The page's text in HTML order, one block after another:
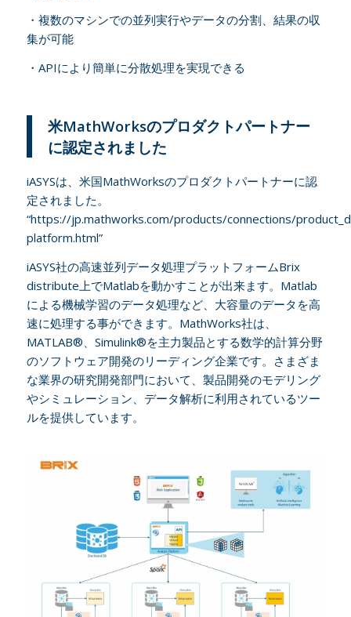
・複数のマシンでの並列実行やデータの分割、結果の収
集が可能
・APIにより簡単に分散処理を実現できる
米MathWorksのプロダクトパートナー
に認定されました
iASYSは、米国MathWorksのプロダクトパートナーに認
定されました。
“https://jp.mathworks.com/products/connections/
platform.html”
iASYS社の高速並列データ処理プラットフォームBrix
distribute上でMatlabを動かすことが出来ます。Matlab
による機械学習のデータ処理など、大容量のデータを高
速に処理する事ができます。MathWorks社は、
MATLAB®、Simulink®を主力製品とする数学的計算分野
のソフトウェア開発のリーディング企業です。さまざま
な業界の研究開発部門において、製品開発のモデリング
やシミュレーション、データ解析に利用されているツー
ルを提供しています。